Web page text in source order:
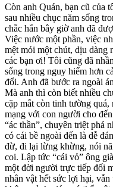
Còn anh Quán, bạn cũ của
sau nhiều chục năm sống
chắc hẳn bây giờ anh đã
Việc nước một phần, việc
mệt mỏi một chút, dịu dàng
các bạn ơi! Tôi cũng đã
sống trong nguy hiểm hơn
đổi. Anh đã bước ra ngoài
Mà anh thì còn biết nhiều
cặp mắt còn tinh tường
mạng với con người cho
“ác thần”, chuyên triệt phá
có cái bề ngoài đến là dễ
đừ, đi lại lừng khừng, nói
coi. Lập tức “cái vỏ” ông
một đời người trực tiếp đối
nhân vật hết sức lợi hại,